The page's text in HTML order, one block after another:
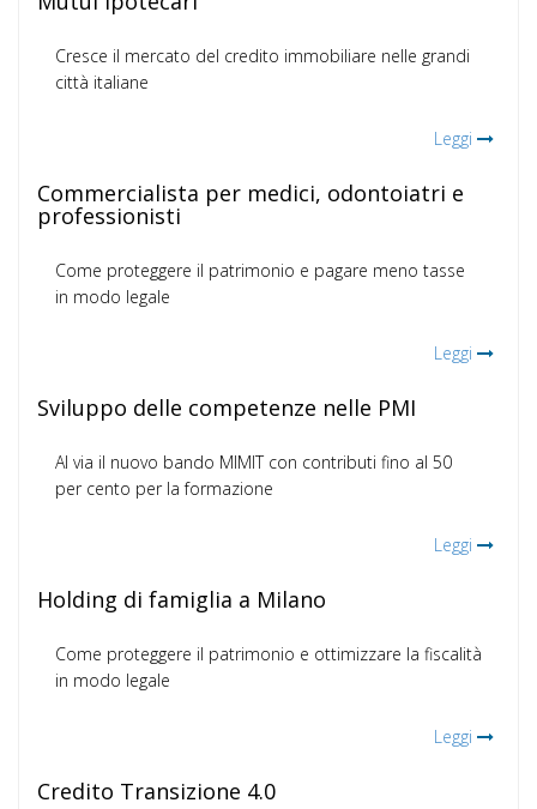
Cresce il mercato del credito immobiliare nelle grandi
città italiane
Leggi
Commercialista per medici, odontoiatri e
professionisti
Come proteggere il patrimonio e pagare meno tasse
in modo legale
Leggi
Sviluppo delle competenze nelle PMI
Al via il nuovo bando MIMIT con contributi fino al 50
per cento per la formazione
Leggi
Holding di famiglia a Milano
Come proteggere il patrimonio e ottimizzare la fiscalità
in modo legale
Leggi
Credito Transizione 4.0